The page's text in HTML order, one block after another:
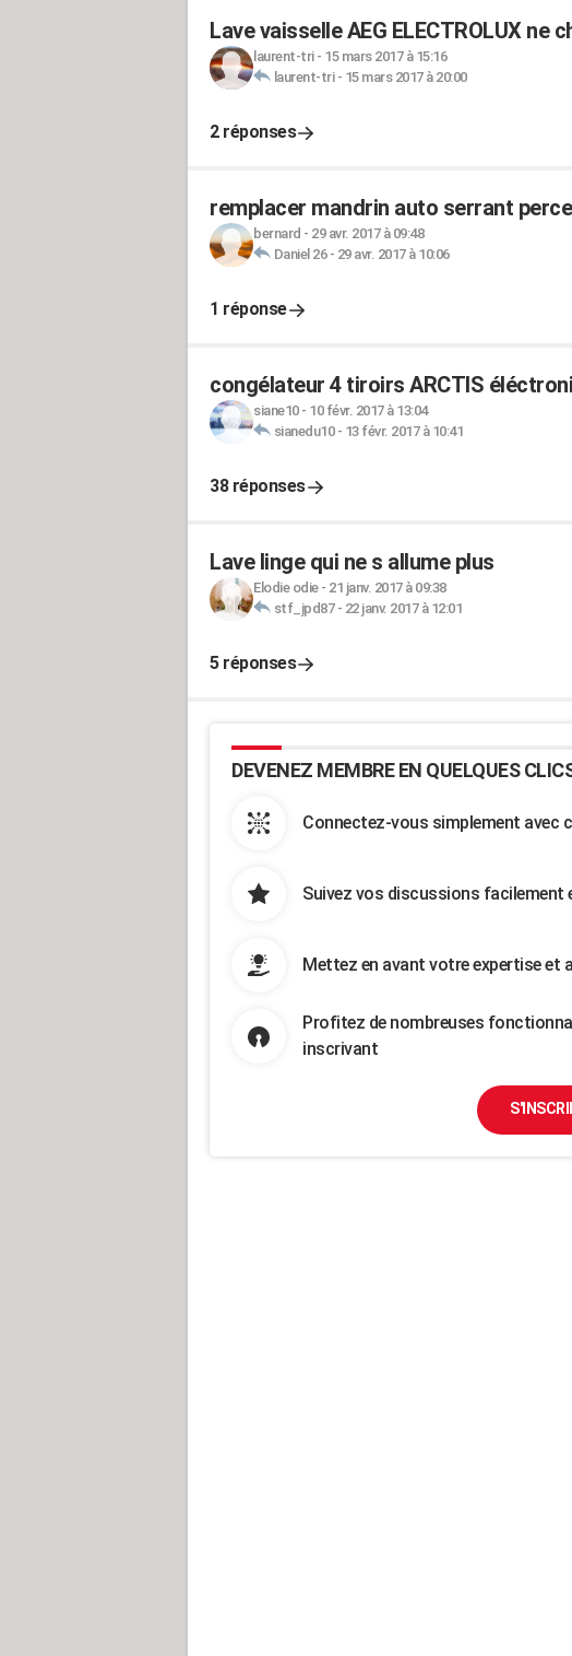
Lave vaisselle AEG ELECTROLUX ne
laurent-tri- 15 mars 2017 à 15:16
laurent-tri- 15 mars 2017 à 20:00
2 réponses
remplacer mandrin auto serrant
bernard - 29 avr. 2017 à 09:48
Daniel 26- 29 avr. 2017 à 10:06
1 réponse
congélateur 4 tiroirs ARCTIS
siane10- 10 févr. 2017 à 13:04
sianedu10- 13 févr. 2017 à 10:41
38 réponses
Lave linge qui ne s allume plus
Elodie odie- 21 janv. 2017 à 09:38
stf_jpd87- 22 janv. 2017 à 12:01
5 réponses
DEVENEZ MEMBRE EN QUELQUES
Connectez-vous simplement avec
Suivez vos discussions facilement
Mettez en avant votre expertise et
Profitez de nombreuses
inscrivant